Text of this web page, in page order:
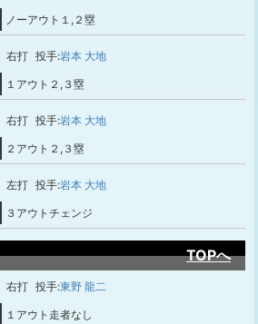
ノーアウト１,２塁
右打 投手:岩本 大地
１アウト２,３塁
右打 投手:岩本 大地
２アウト２,３塁
左打 投手:岩本 大地
３アウトチェンジ
TOPへ
右打 投手:東野 龍二
１アウト走者なし